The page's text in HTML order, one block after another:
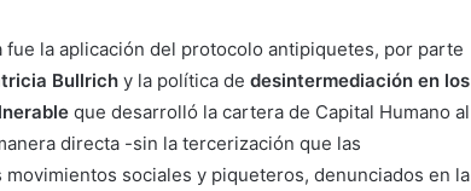
la aplicación del protocolo antipiquetes, por parte
Bullrich y la política de desintermediación en los
que desarrolló la cartera de Capital Humano al
directa -sin la tercerización que las
sociales y piqueteros, denunciados en la